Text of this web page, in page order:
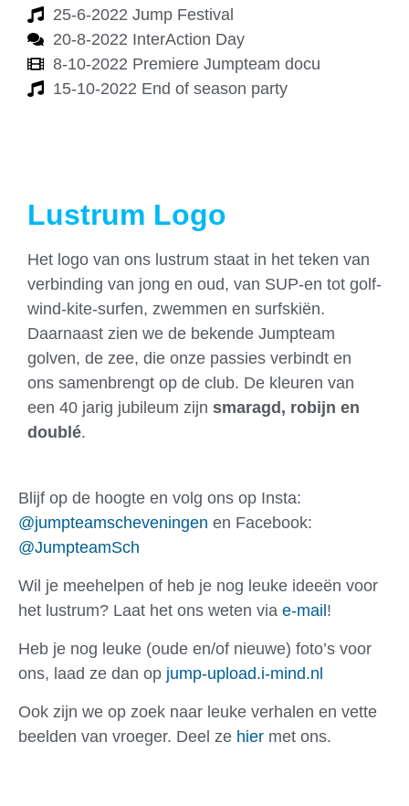
25-6-2022 Jump Festival
20-8-2022 InterAction Day
8-10-2022 Premiere Jumpteam docu
15-10-2022 End of season party
Lustrum Logo
Het logo van ons lustrum staat in het teken van
verbinding van jong en oud, van SUP-en tot golf-
wind-kite-surfen, zwemmen en surfskiën.
Daarnaast zien we de bekende Jumpteam
golven, de zee, die onze passies verbindt en
ons samenbrengt op de club. De kleuren van
een 40 jarig jubileum zijn smaragd, robijn en
doublé.
Blijf op de hoogte en volg ons op Insta:
@jumpteamscheveningen en Facebook:
@JumpteamSch
Wil je meehelpen of heb je nog leuke ideeën voor
het lustrum? Laat het ons weten via e-mail!
Heb je nog leuke (oude en/of nieuwe) foto’s voor
ons, laad ze dan op jump-upload.i-mind.nl
Ook zijn we op zoek naar leuke verhalen en vette
beelden van vroeger. Deel ze hier met ons.